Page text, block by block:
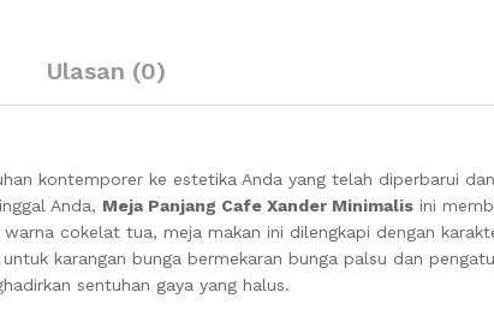
Ulasan (0)
kontemporer ke estetika Anda yang telah diperbarui
Anda, Meja Panjang Cafe Xander Minimalis ini
cokelat tua, meja makan ini dilengkapi dengan
karangan bunga bermekaran bunga palsu dan
sentuhan gaya yang halus.